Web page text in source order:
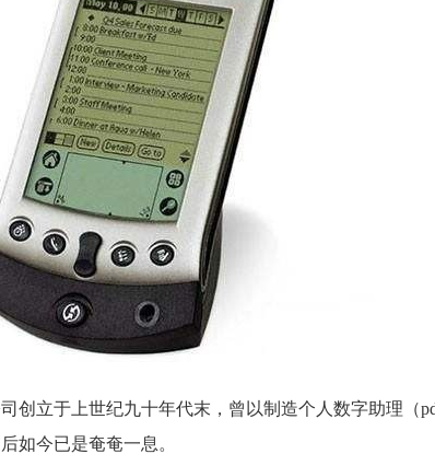
创立于上世纪九十年代末，曾以制造个人数字助理（
如今已是奄奄一息。